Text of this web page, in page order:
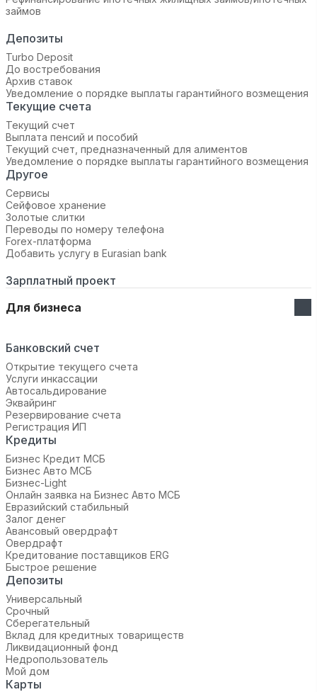
займов
Депозиты
Turbo Deposit
До востребования
Архив ставок
Уведомление о порядке выплаты гарантийного возмещения
Текущие счета
Текущий счет
Выплата пенсий и пособий
Текущий счет, предназначенный для алиментов
Уведомление о порядке выплаты гарантийного возмещения
Другое
Сервисы
Сейфовое хранение
Золотые слитки
Переводы по номеру телефона
Forex-платформа
Добавить услугу в Eurasian bank
Зарплатный проект
Для бизнеса
Банковский счет
Открытие текущего счета
Услуги инкассации
Автосальдирование
Эквайринг
Резервирование счета
Регистрация ИП
Кредиты
Бизнес Кредит МСБ
Бизнес Авто МСБ
Бизнес-Light
Онлайн заявка на Бизнес Авто МСБ
Евразийский стабильный
Залог денег
Авансовый овердрафт
Овердрафт
Кредитование поставщиков ERG
Быстрое решение
Депозиты
Универсальный
Срочный
Сберегательный
Вклад для кредитных товариществ
Ликвидационный фонд
Недропользователь
Мой дом
Карты